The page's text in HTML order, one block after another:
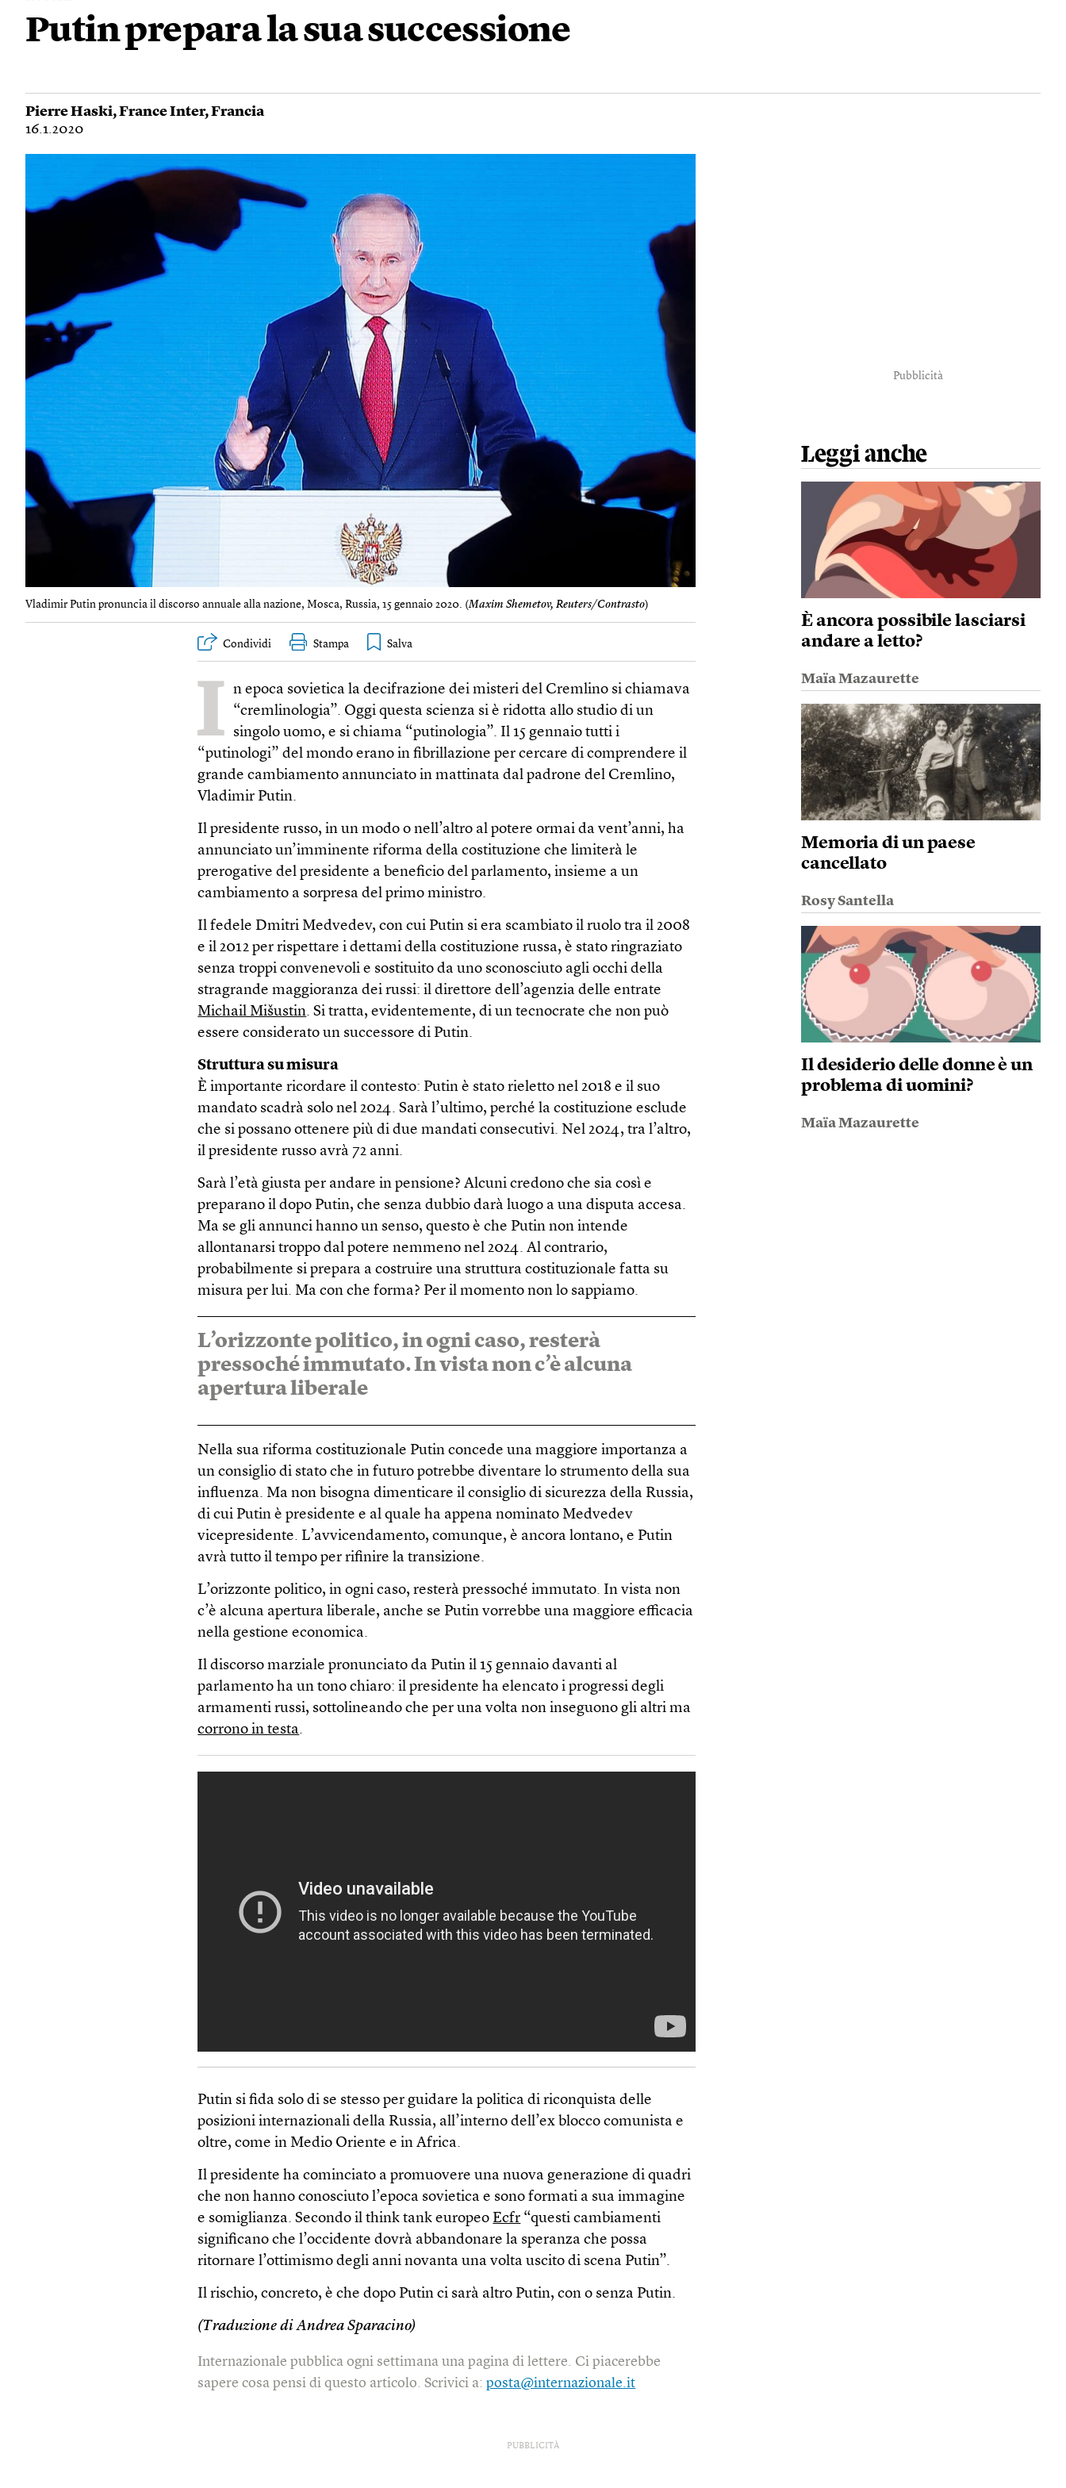
Putin prepara la sua successione
Pierre Haski,France Inter,Francia
16.1.2020
Vladimir Putin pronuncia il discorso annuale alla nazione, Mosca, Russia, 15 gennaio 2020. (Maxim Shemetov, Reuters/Contrasto)
Condividi Stampa
I n epoca sovietica la decifrazione dei misteri del Cremlino si chiamava
“cremlinologia”. Oggi questa scienza si è ridotta allo studio di un
singolo uomo, e si chiama “putinologia”. Il 15 gennaio tutti i
“putinologi” del mondo erano in fibrillazione per cercare di comprendere il
grande cambiamento annunciato in mattinata dal padrone del Cremlino,
Vladimir Putin.
Il presidente russo, in un modo o nell’altro al potere ormai da vent’anni, ha
annunciato un’imminente riforma della costituzione che limiterà le
prerogative del presidente a beneficio del parlamento, insieme a un
cambiamento a sorpresa del primo ministro.
Il fedele Dmitri Medvedev, con cui Putin si era scambiato il ruolo tra il 2008
e il 2012 per rispettare i dettami della costituzione russa, è stato ringraziato
senza troppi convenevoli e sostituito da uno sconosciuto agli occhi della
stragrande maggioranza dei russi: il direttore dell’agenzia delle entrate
Michail Mišustin. Si tratta, evidentemente, di un tecnocrate che non può
essere considerato un successore di Putin.
Struttura su misura
È importante ricordare il contesto: Putin è stato rieletto nel 2018 e il suo
mandato scadrà solo nel 2024. Sarà l’ultimo, perché la costituzione esclude
che si possano ottenere più di due mandati consecutivi. Nel 2024, tra l’altro,
il presidente russo avrà 72 anni.
Sarà l’età giusta per andare in pensione? Alcuni credono che sia così e
preparano il dopo Putin, che senza dubbio darà luogo a una disputa accesa.
Ma se gli annunci hanno un senso, questo è che Putin non intende
allontanarsi troppo dal potere nemmeno nel 2024. Al contrario,
probabilmente si prepara a costruire una struttura costituzionale fatta su
misura per lui. Ma con che forma? Per il momento non lo sappiamo.
L’orizzonte politico, in ogni caso, resterà
pressoché immutato. In vista non c’è alcuna
apertura liberale
Nella sua riforma costituzionale Putin concede una maggiore importanza a
un consiglio di stato che in futuro potrebbe diventare lo strumento della sua
influenza. Ma non bisogna dimenticare il consiglio di sicurezza della Russia,
di cui Putin è presidente e al quale ha appena nominato Medvedev
vicepresidente. L’avvicendamento, comunque, è ancora lontano, e Putin
avrà tutto il tempo per rifinire la transizione.
L’orizzonte politico, in ogni caso, resterà pressoché immutato. In vista non
c’è alcuna apertura liberale, anche se Putin vorrebbe una maggiore efficacia
nella gestione economica.
Il discorso marziale pronunciato da Putin il 15 gennaio davanti al
parlamento ha un tono chiaro: il presidente ha elencato i progressi degli
armamenti russi, sottolineando che per una volta non inseguono gli altri ma
corrono in testa.
Putin si fida solo di se stesso per guidare la politica di riconquista delle
posizioni internazionali della Russia, all’interno dell’ex blocco comunista e
oltre, come in Medio Oriente e in Africa.
Il presidente ha cominciato a promuovere una nuova generazione di quadri
che non hanno conosciuto l’epoca sovietica e sono formati a sua immagine
e somiglianza. Secondo il think tank europeo Ecfr “questi cambiamenti
significano che l’occidente dovrà abbandonare la speranza che possa
ritornare l’ottimismo degli anni novanta una volta uscito di scena Putin”.
Il rischio, concreto, è che dopo Putin ci sarà altro Putin, con o senza Putin.
(Traduzione di Andrea Sparacino)
Internazionale pubblica ogni settimana una pagina di lettere. Ci piacerebbe
sapere cosa pensi di questo articolo. Scrivici a:posta@internazionale.it
Pubblicità
Leggi anche
È ancora possibile lasciarsi
andare a letto?
Maïa Mazaurette
Memoria di un paese
cancellato
Rosy Santella
Il desiderio delle donne è un
problema di uomini?
Maïa Mazaurette
PUBBLICITÀ